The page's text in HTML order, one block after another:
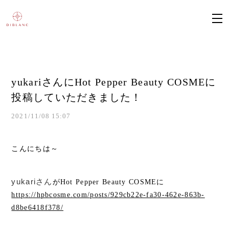
yukariさんにHot Pepper Beauty COSMEに
投稿していただきました！
2021/11/08 15:07
こんにちは～
yukariさん がHot Pepper Beauty COSMEに
https://hpbcosme.com/posts/929cb22e-fa30-462e-863b-
d8be6418f378/